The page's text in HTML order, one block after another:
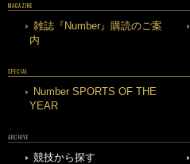
MAGAZINE
雑誌『Number』購読のご案
内
SPECIAL
Number SPORTS OF THE
YEAR
ARCHIVE
競技から探す